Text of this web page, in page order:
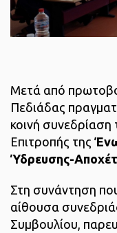
Μετά από
Πεδιάδας
κοινή συνεδρίαση
Επιτροπής της
Ύδρευσης-
Στη συνάντηση
αίθουσα
Συμβουλίου,